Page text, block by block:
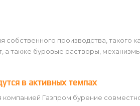
производства, такого
также буровые растворы,
в активных темпах
Газпром бурение